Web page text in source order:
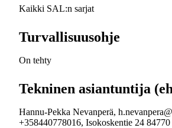
Kaikki SAL:n sarjat
Turvallisuusohje
On tehty
Tekninen asiantuntija
Hannu-Pekka Nevanperä,
+358440778016, Isokoskentie 24